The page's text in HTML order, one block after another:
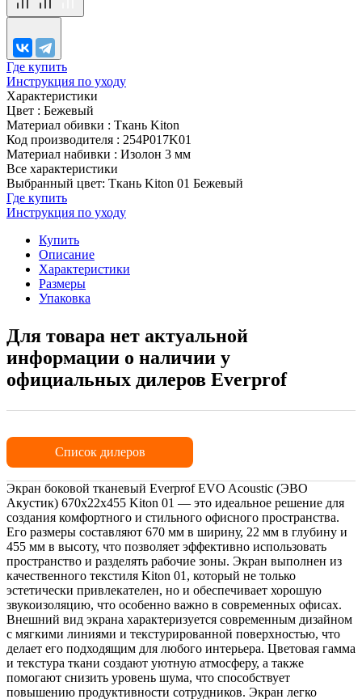
Где купить
Инструкция по уходу
Характеристики
Цвет : Бежевый
Материал обивки : Ткань Kiton
Код производителя : 254P017K01
Материал набивки : Изолон 3 мм
Все характеристики
Выбранный цвет: Ткань Kiton 01 Бежевый
Где купить
Инструкция по уходу
Купить
Описание
Характеристики
Размеры
Упаковка
Для товара нет актуальной
информации о наличии у
официальных дилеров Everprof
Список дилеров
Экран боковой тканевый Everprof EVO Acoustic (ЭВО
Акустик) 670х22x455 Kiton 01 — это идеальное решение для
создания комфортного и стильного офисного пространства.
Его размеры составляют 670 мм в ширину, 22 мм в глубину и
455 мм в высоту, что позволяет эффективно использовать
пространство и разделять рабочие зоны. Экран выполнен из
качественного текстиля Kiton 01, который не только
эстетически привлекателен, но и обеспечивает хорошую
звукоизоляцию, что особенно важно в современных офисах.
Внешний вид экрана характеризуется современным дизайном
с мягкими линиями и текстурированной поверхностью, что
делает его подходящим для любого интерьера. Цветовая гамма
и текстура ткани создают уютную атмосферу, а также
помогают снизить уровень шума, что способствует
повышению продуктивности сотрудников. Экран легко